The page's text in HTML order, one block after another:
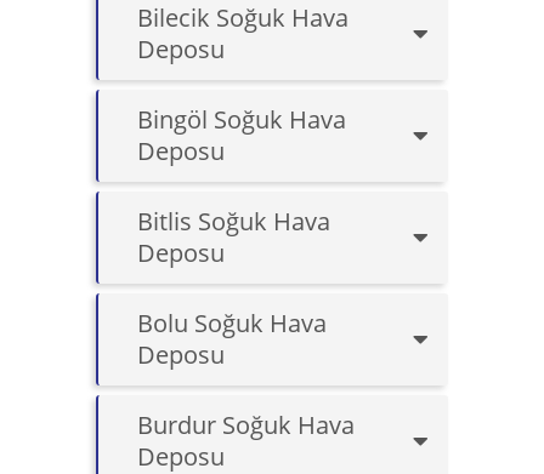
Bilecik Soğuk Hava
Deposu
Bingöl Soğuk Hava
Deposu
Bitlis Soğuk Hava
Deposu
Bolu Soğuk Hava
Deposu
Burdur Soğuk Hava
Deposu